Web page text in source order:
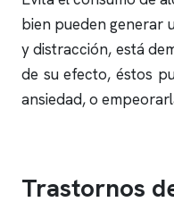
bien pueden generar
y distracción, está
de su efecto, éstos
ansiedad, o
Trastornos